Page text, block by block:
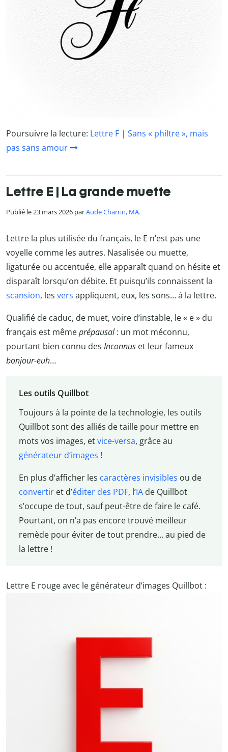
Poursuivre la lecture: Lettre F | Sans « philtre », mais
pas sans amour
Lettre E | La grande muette
Publié le 23 mars 2026 parAude Charrin, MA.
Lettre la plus utilisée du français, le E n’est pas une
voyelle comme les autres. Nasalisée ou muette,
ligaturée ou accentuée, elle apparaît quand on hésite et
disparaît lorsqu’on débite. Et puisqu’ils connaissent la
scansion, les vers appliquent, eux, les sons… à la lettre.
Qualifié de caduc, de muet, voire d’instable, le « e » du
français est mêmeprépausal: un mot méconnu,
pourtant bien connu des Inconnus et leur fameux
bonjour-euh…
Les outils Quillbot
Toujours à la pointe de la technologie, les outils
Quillbot sont des alliés de taille pour mettre en
mots vos images, etvice-versa, grâce au
générateur d’images !
En plus d’afficher les caractères invisibles ou de
convertiret d’éditer des PDF, l’IAde Quillbot
s’occupe de tout, sauf peut-être de faire le café.
Pourtant, on n’a pas encore trouvé meilleur
remède pour éviter de tout prendre… au pied de
la lettre !
Lettre E rouge avec le générateur d’images Quillbot :